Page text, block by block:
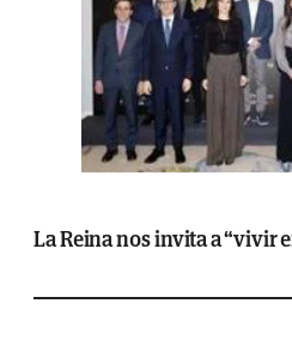
La Reina nos invita a “vivir